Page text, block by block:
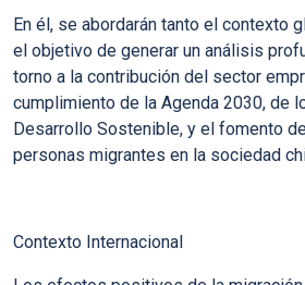
En él, se abordarán tanto el contexto
el objetivo de generar un análisis
torno a la contribución del sector
cumplimiento de la Agenda 2030, de
Desarrollo Sostenible, y el fomento
personas migrantes en la sociedad
Contexto Internacional